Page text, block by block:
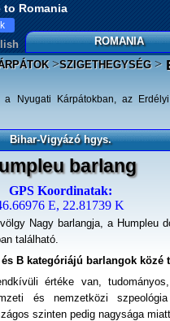
to Romania
ROMANIA
>SZIGETHEGYSÉG>
a Nyugati Kárpátokban, az
Bihar-Vigyázó hgys.
barlang
GPS Koordinatak:
E, 22.81739 K
Nagy barlangja, a Humpleu
található.
B kategóriájú barlangok közé
értéke van,
és nemzetközi szpeológia
szinten pedig nagysága